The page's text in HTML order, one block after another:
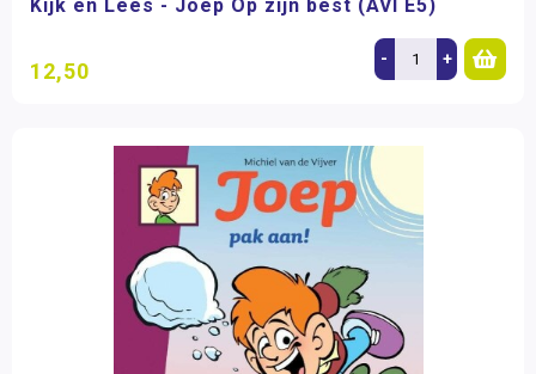
Kijk en Lees - Joep Op zijn best (AVI E5)
12,50 - +